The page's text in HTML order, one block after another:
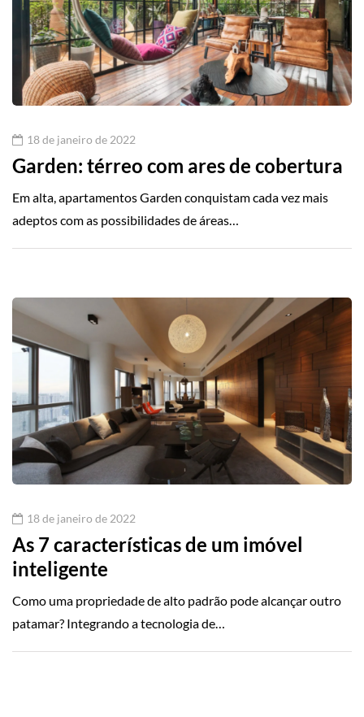
18 de janeiro de 2022
Garden: térreo com ares de cobertura
Em alta, apartamentos Garden conquistam cada vez mais
adeptos com as possibilidades de áreas…
18 de janeiro de 2022
As 7 características de um imóvel
inteligente
Como uma propriedade de alto padrão pode alcançar outro
patamar? Integrando a tecnologia de…